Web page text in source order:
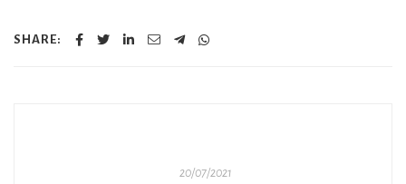
SHARE:
20/07/2021